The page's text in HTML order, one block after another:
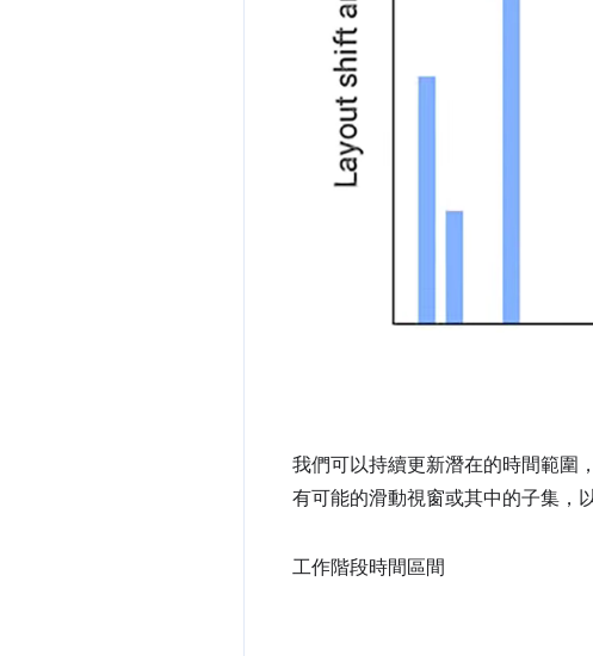
我們可以持續更新潛在的時間範圍
有可能的滑動視窗或其中的子集，
工作階段時間區間